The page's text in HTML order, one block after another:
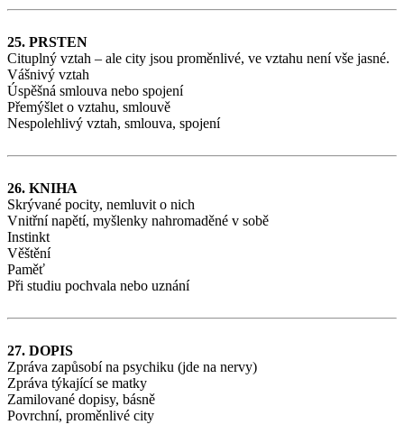
25. PRSTEN
Cituplný vztah – ale city jsou proměnlivé, ve vztahu není vše jasné.
Vášnivý vztah
Úspěšná smlouva nebo spojení
Přemýšlet o vztahu, smlouvě
Nespolehlivý vztah, smlouva, spojení
26. KNIHA
Skrývané pocity, nemluvit o nich
Vnitřní napětí, myšlenky nahromaděné v sobě
Instinkt
Věštění
Paměť
Při studiu pochvala nebo uznání
27. DOPIS
Zpráva zapůsobí na psychiku (jde na nervy)
Zpráva týkající se matky
Zamilované dopisy, básně
Povrchní, proměnlivé city